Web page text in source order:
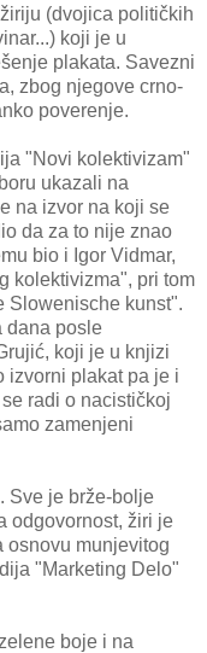
(dvojica političkih
koji je u
plakata. Savezni
zbog njegove crno-
poverenje.
"Novi kolektivizam"
ukazali na
na izvor na koji se
da za to nije znao
bio i Igor Vidmar,
kolektivizma", pri tom
Slowenische kunst".
dana posle
koji je u knjizi
izvorni plakat pa je i
radi o nacističkoj
zamenjeni
Sve je brže-bolje
odgovornost, žiri je
osnovu munjevitog
"Marketing Delo"
boje i na